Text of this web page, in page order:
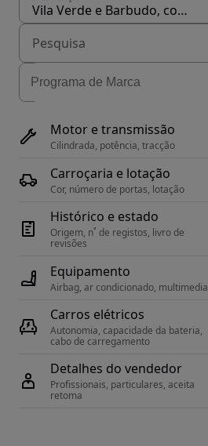
Vila Verde e Barbudo, concelho Vila Verde
Motor e transmissão
Cilindrada, potência, tracção
Carroçaria e lotação
Cor, número de portas, lotação
Histórico e estado
Origem, n˚ de registos, livro de
revisões
Equipamento
Airbag, ar condicionado, multimedia
Carros elétricos
Autonomia, capacidade da bateria,
cabo de carregamento
Detalhes do vendedor
Profissionais, particulares, aceita
retoma